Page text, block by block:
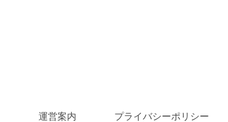
運営案内 プライバシーポリシー